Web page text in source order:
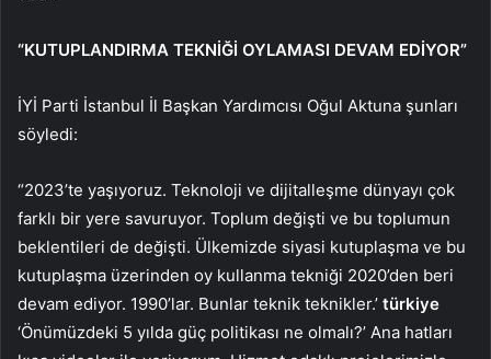
“KUTUPLANDIRMA TEKNİĞİ OYLAMASI DEVAM EDİYOR”
İYİ Parti İstanbul İl Başkan Yardımcısı Oğul Aktuna şunları
söyledi:
“2023’te yaşıyoruz. Teknoloji ve dijitalleşme dünyayı çok
farklı bir yere savuruyor. Toplum değişti ve bu toplumun
beklentileri de değişti. Ülkemizde siyasi kutuplaşma ve bu
kutuplaşma üzerinden oy kullanma tekniği 2020’den beri
devam ediyor. 1990’lar. Bunlar teknik teknikler.’ türkiye
‘Önümüzdeki 5 yılda güç politikası ne olmalı?’ Ana hatları